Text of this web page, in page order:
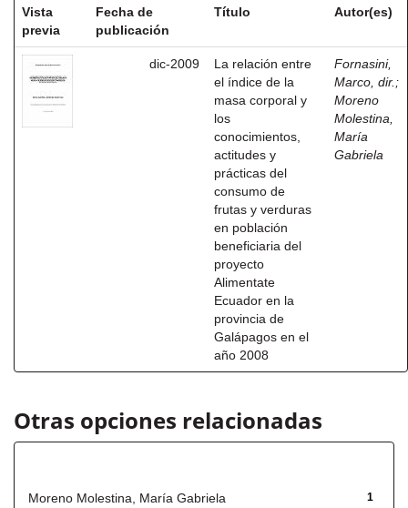
Vista
previa
Fecha de
publicación
Título Autor(es)
dic-2009
La relación entre
el índice de la
masa corporal y
los
conocimientos,
actitudes y
prácticas del
consumo de
frutas y verduras
en población
beneficiaria del
proyecto
Alimentate
Ecuador en la
provincia de
Galápagos en el
año 2008
Fornasini,
Marco, dir. ;
Moreno
Molestina,
María
Gabriela
Otras opciones relacionadas
1
Moreno Molestina, María Gabriela